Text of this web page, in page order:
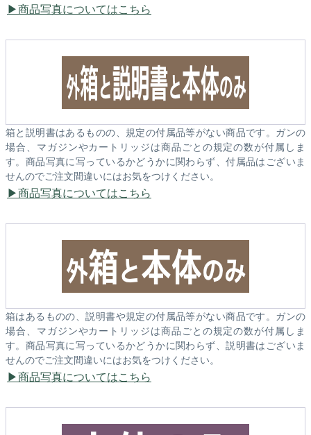
商品写真についてはこちら
箱と説明書はあるものの、規定の付属品等がない商品です。ガンの
場合、マガジンやカートリッジは商品ごとの規定の数が付属しま
す。商品写真に写っているかどうかに関わらず、付属品はございま
せんのでご注文間違いにはお気をつけください。
商品写真についてはこちら
箱はあるものの、説明書や規定の付属品等がない商品です。ガンの
場合、マガジンやカートリッジは商品ごとの規定の数が付属しま
す。商品写真に写っているかどうかに関わらず、説明書はございま
せんのでご注文間違いにはお気をつけください。
商品写真についてはこちら